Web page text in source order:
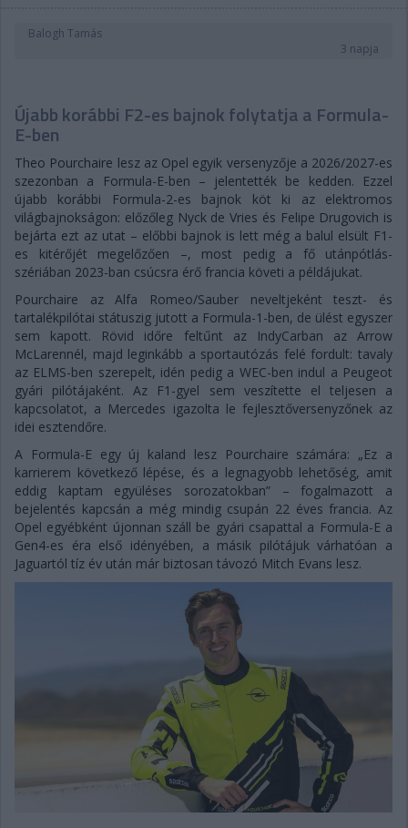
Balogh Tamás
3 napja
Újabb korábbi F2-es bajnok folytatja a Formula-
E-ben
Theo Pourchaire lesz az Opel egyik versenyzője a 2026/2027-es
szezonban a Formula-E-ben – jelentették be kedden. Ezzel
újabb korábbi Formula-2-es bajnok köt ki az elektromos
világbajnokságon: előzőleg Nyck de Vries és Felipe Drugovich is
bejárta ezt az utat – előbbi bajnok is lett még a balul elsült F1-
es kitérőjét megelőzően –, most pedig a fő utánpótlás-
szériában 2023-ban csúcsra érő francia követi a példájukat.
Pourchaire az Alfa Romeo/Sauber neveltjeként teszt- és
tartalékpilótai státuszig jutott a Formula-1-ben, de ülést egyszer
sem kapott. Rövid időre feltűnt az IndyCarban az Arrow
McLarennél, majd leginkább a sportautózás felé fordult: tavaly
az ELMS-ben szerepelt, idén pedig a WEC-ben indul a Peugeot
gyári pilótájaként. Az F1-gyel sem veszítette el teljesen a
kapcsolatot, a Mercedes igazolta le fejlesztőversenyzőnek az
idei esztendőre.
A Formula-E egy új kaland lesz Pourchaire számára: „Ez a
karrierem következő lépése, és a legnagyobb lehetőség, amit
eddig kaptam együléses sorozatokban” – fogalmazott a
bejelentés kapcsán a még mindig csupán 22 éves francia. Az
Opel egyébként újonnan száll be gyári csapattal a Formula-E a
Gen4-es éra első idényében, a másik pilótájuk várhatóan a
Jaguartól tíz év után már biztosan távozó Mitch Evans lesz.